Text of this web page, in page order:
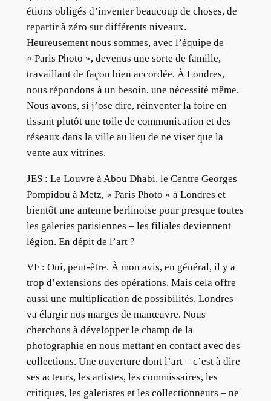
étions obligés d’inventer beaucoup de choses, de
repartir à zéro sur différents niveaux.
Heureusement nous sommes, avec l’équipe de
« Paris Photo », devenus une sorte de famille,
travaillant de façon bien accordée. À Londres,
nous répondons à un besoin, une nécessité même.
Nous avons, si j’ose dire, réinventer la foire en
tissant plutôt une toile de communication et des
réseaux dans la ville au lieu de ne viser que la
vente aux vitrines.
JES : Le Louvre à Abou Dhabi, le Centre Georges
Pompidou à Metz, « Paris Photo » à Londres et
bientôt une antenne berlinoise pour presque toutes
les galeries parisiennes – les filiales deviennent
légion. En dépit de l’art ?
VF : Oui, peut-être. À mon avis, en général, il y a
trop d’extensions des opérations. Mais cela offre
aussi une multiplication de possibilités. Londres
va élargir nos marges de manœuvre. Nous
cherchons à développer le champ de la
photographie en nous mettant en contact avec des
collections. Une ouverture dont l’art – c’est à dire
ses acteurs, les artistes, les commissaires, les
critiques, les galeristes et les collectionneurs – ne